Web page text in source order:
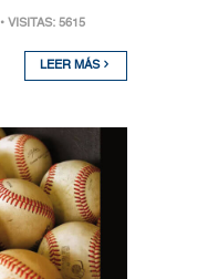
• VISITAS: 5615
LEER MÁS